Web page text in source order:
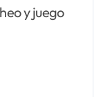
y juego